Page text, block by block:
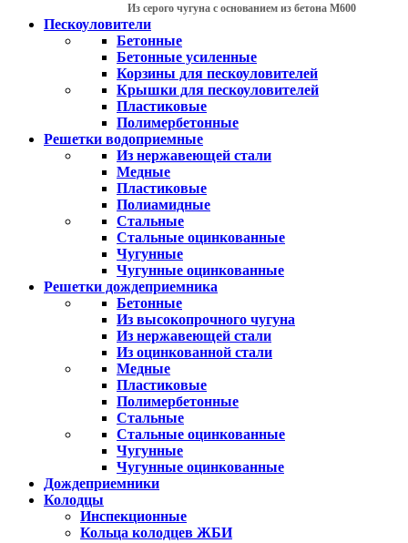
Из серого чугуна с основанием из бетона М600
Пескоуловители
Бетонные
Бетонные усиленные
Корзины для пескоуловителей
Крышки для пескоуловителей
Пластиковые
Полимербетонные
Решетки водоприемные
Из нержавеющей стали
Медные
Пластиковые
Полиамидные
Стальные
Стальные оцинкованные
Чугунные
Чугунные оцинкованные
Решетки дождеприемника
Бетонные
Из высокопрочного чугуна
Из нержавеющей стали
Из оцинкованной стали
Медные
Пластиковые
Полимербетонные
Стальные
Стальные оцинкованные
Чугунные
Чугунные оцинкованные
Дождеприемники
Колодцы
Инспекционные
Кольца колодцев ЖБИ